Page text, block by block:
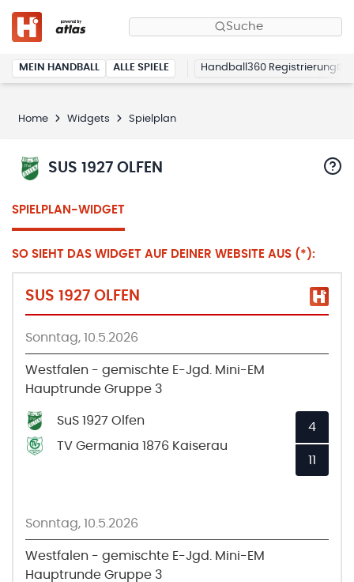
Suche
MEIN HANDBALL ALLE SPIELE Handball360 Registrierung
Home Widgets Spielplan
SUS 1927 OLFEN
SPIELPLAN-WIDGET
SO SIEHT DAS WIDGET AUF DEINER WEBSITE AUS (*):
SUS 1927 OLFEN
Sonntag, 10.5.2026
Westfalen - gemischte E-Jgd. Mini-EM
Hauptrunde Gruppe 3
SuS 1927 Olfen
TV Germania 1876 Kaiserau
4
11
Sonntag, 10.5.2026
Westfalen - gemischte E-Jgd. Mini-EM
Hauptrunde Gruppe 3